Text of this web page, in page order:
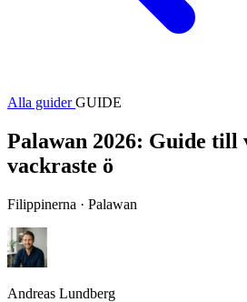
Alla guiderGUIDE
Palawan 2026: Guide till
vackraste ö
Filippinerna · Palawan
Andreas Lundberg